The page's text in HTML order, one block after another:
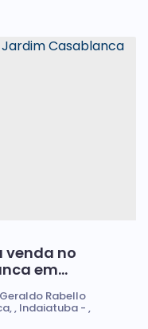
venda no
em
Rabello
, Indaiatuba ,